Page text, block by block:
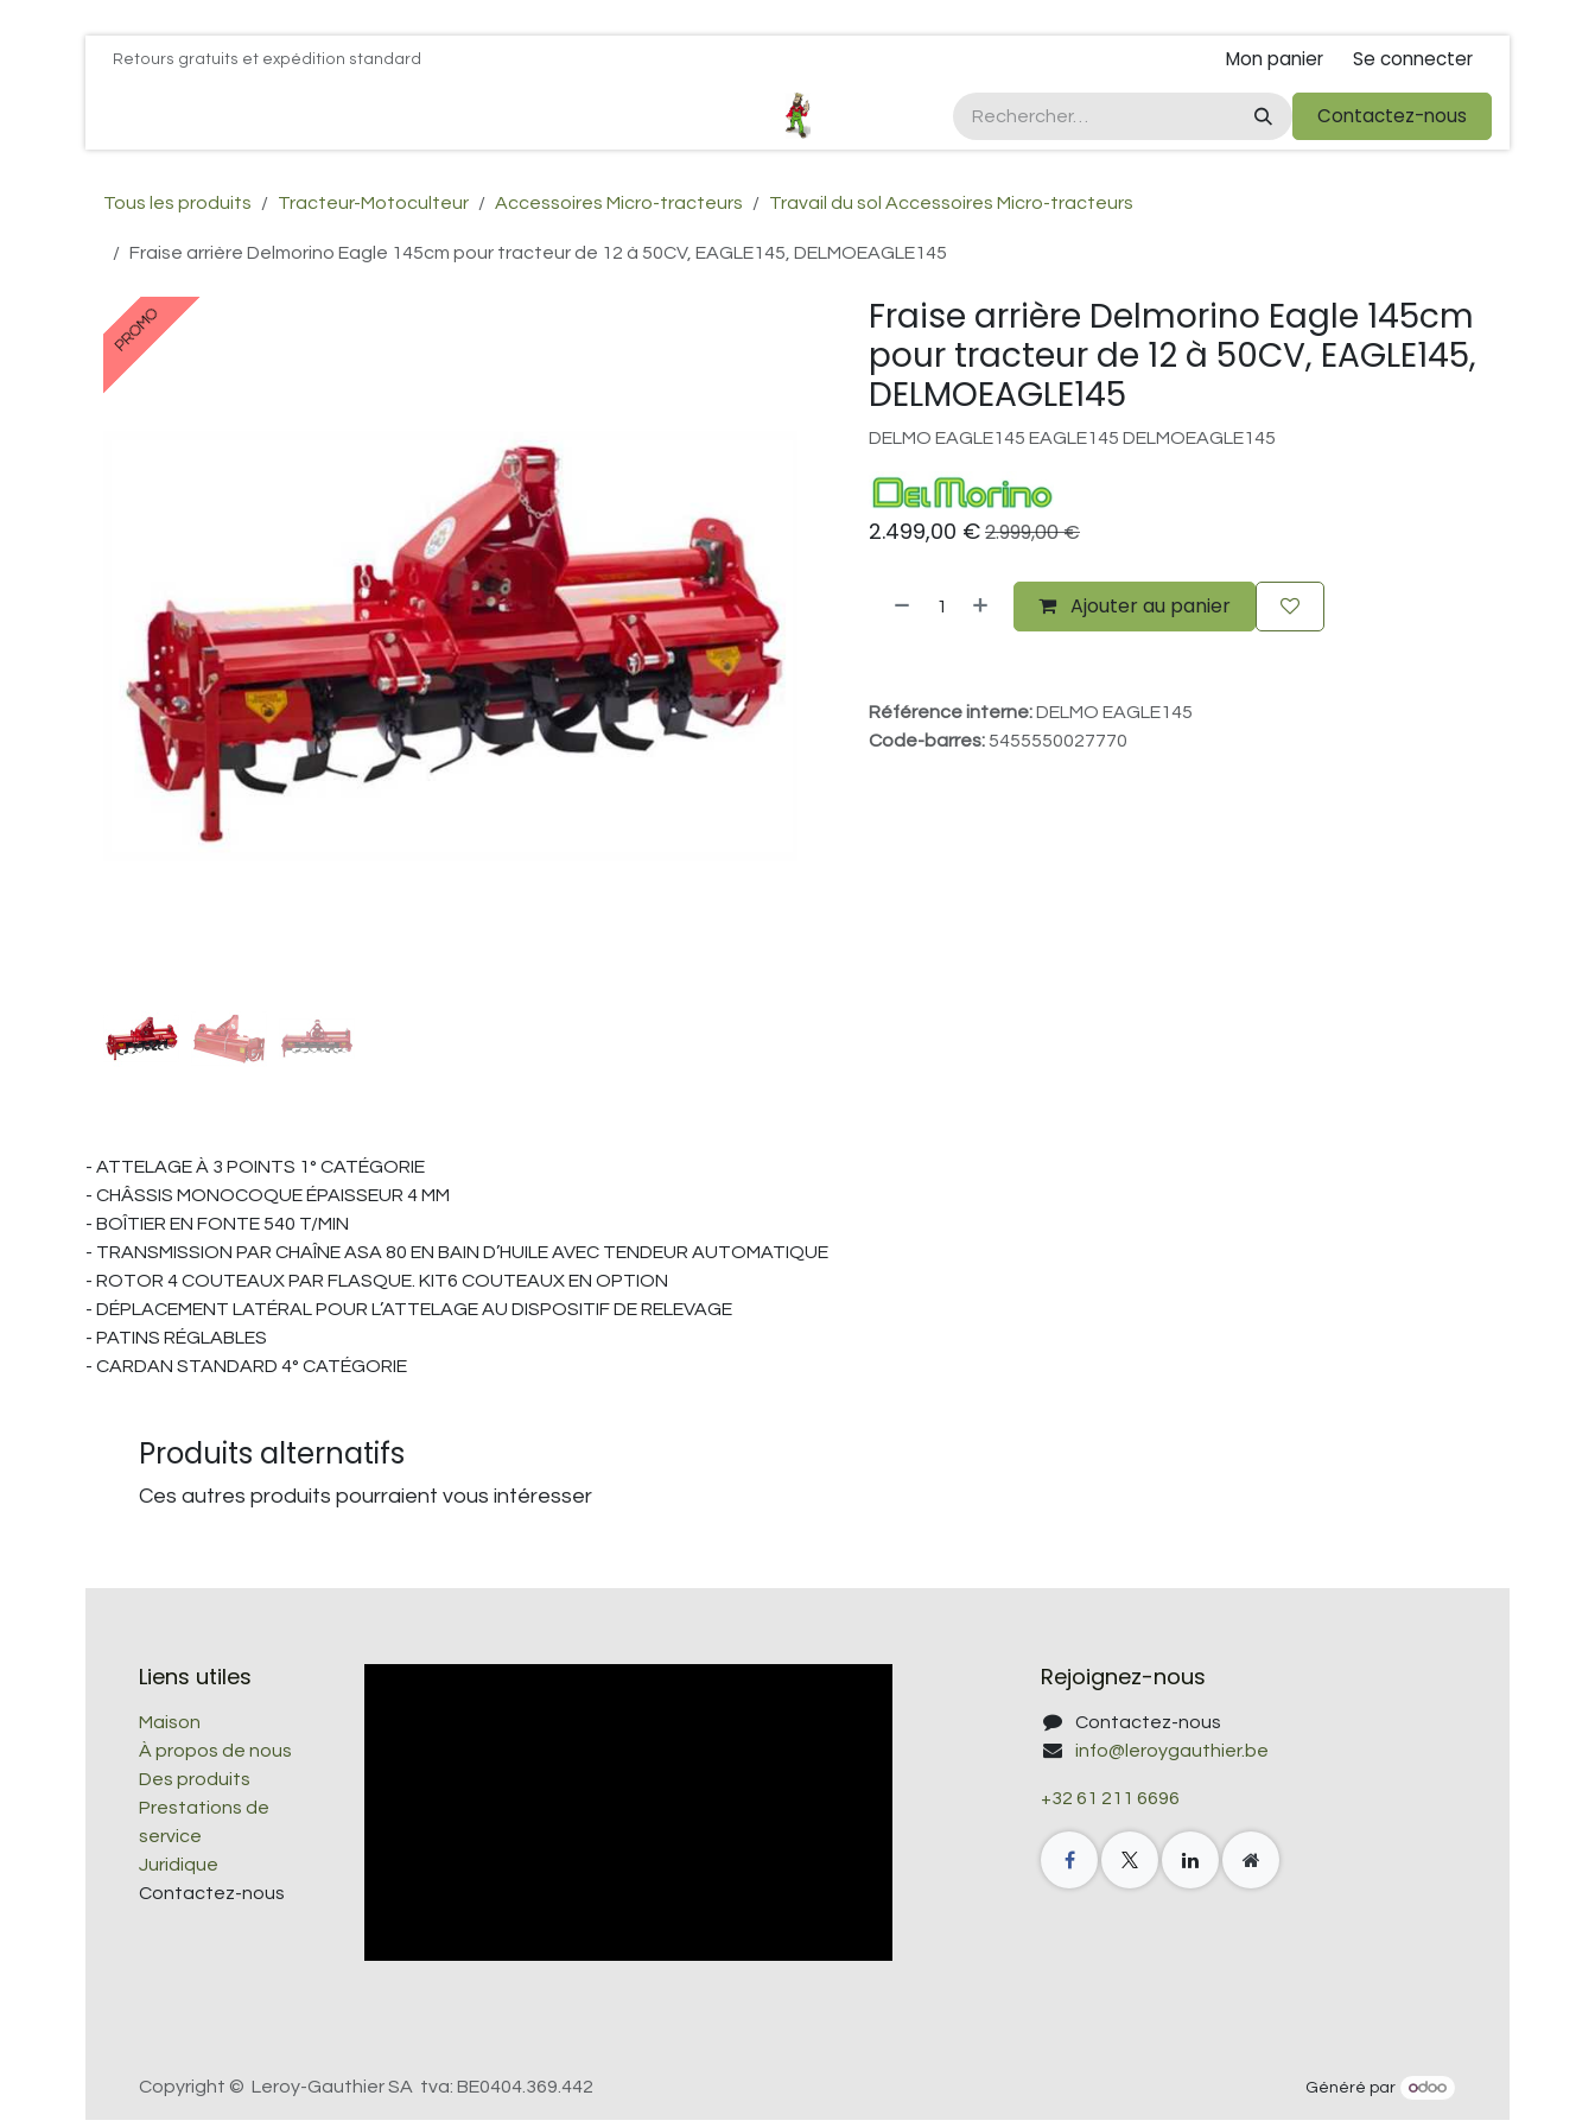
Se rendre au contenuRetours gratuits et expédition standard Mon panier Se connecter
Plus d'infos Kubota 38cv EGO Kubota foire de libramont Droit de rétractations
Contactez-nous
Tous les produits Tracteur-Motoculteur Accessoires Micro-tracteurs Travail du sol Accessoires Micro-tracteurs
Fraise arrière Delmorino Eagle 145cm pour tracteur de 12 à 50CV, EAGLE145, DELMOEAGLE145
PROMO
PROMO
Fraise arrière Delmorino Eagle 145cm
pour tracteur de 12 à 50CV, EAGLE145,
DELMOEAGLE145
DELMO EAGLE145 EAGLE145 DELMOEAGLE145
2.499,00 €2.999,00€
Ajouter au panier
Référence interne:DELMO EAGLE145
Code-barres:5455550027770
- ATTELAGE À 3 POINTS 1° CATÉGORIE
- CHÂSSIS MONOCOQUE ÉPAISSEUR 4 MM
- BOÎTIER EN FONTE 540 T/MIN
- TRANSMISSION PAR CHAÎNE ASA 80 EN BAIN D’HUILE AVEC TENDEUR AUTOMATIQUE
- ROTOR 4 COUTEAUX PAR FLASQUE. KIT6 COUTEAUX EN OPTION
- DÉPLACEMENT LATÉRAL POUR L’ATTELAGE AU DISPOSITIF DE RELEVAGE
- PATINS RÉGLABLES
- CARDAN STANDARD 4° CATÉGORIE
Produits alternatifs
Ces autres produits pourraient vous intéresser
Liens utiles
Maison
À propos de nous
Des produits
Prestations de
service
Juridique
Contactez-nous
Rejoignez-nous
Contactez-nous
info@leroygauthier.be
+32 61 211 6696
Copyright © Leroy-Gauthier SA tva: BE0404.369.442 Généré par